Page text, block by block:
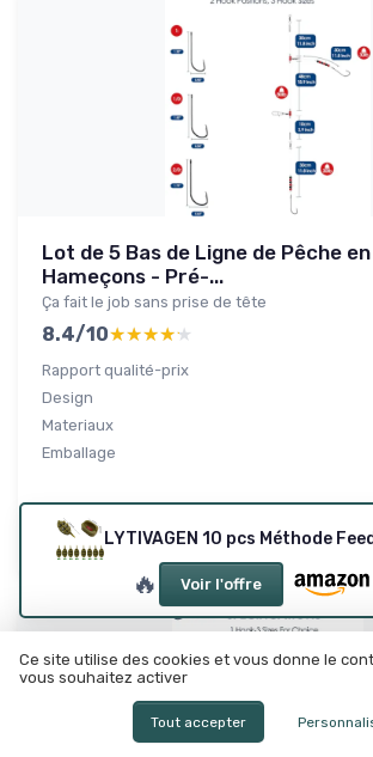
Lot de 5 Bas de Ligne de Pêche
Hameçons - Pré-...
Ça fait le job sans prise de tête
8.4/10★★★★★
★★★★★
Rapport qualité-prix
Design
Materiaux
Emballage
LYTIVAGEN 10 pcs Méthode
🔥 Voir l'offre
Ce site utilise des cookies et vous donne le
vous souhaitez activer
Tout accepter